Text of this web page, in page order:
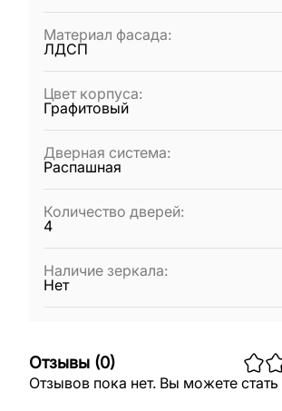
Материал фасада:
ЛДСП
Цвет корпуса:
Графитовый
Дверная система:
Распашная
Количество дверей:
4
Наличие зеркала:
Нет
Отзывы (0)
Отзывов пока нет. Вы можете